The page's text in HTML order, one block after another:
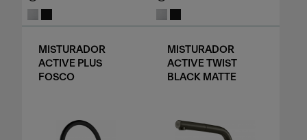
MISTURADOR
ACTIVE PLUS
FOSCO
MISTURADOR
ACTIVE TWIST
BLACK MATTE